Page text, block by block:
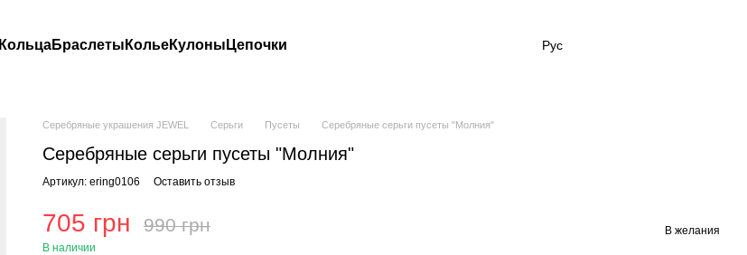
КольцаБраслеты КольеКулоны Цепочки Рус
Серебряные украшения JEWEL Серьги Пусеты Серебряные серьги пусеты "Молния"
Серебряные серьги пусеты "Молния"
Артикул: ering0106 Оставить отзыв
705 грн 990 грн
В наличии
В желания